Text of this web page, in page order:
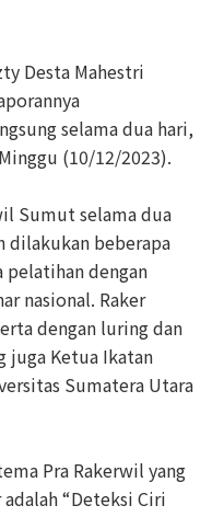
Desta Mahestri
selama dua hari,
(10/12/2023).
Sumut selama dua
dilakukan beberapa
pelatihan dengan
nasional. Raker
dengan luring dan
juga Ketua Ikatan
Sumatera Utara
Pra Rakerwil yang
“Deteksi Ciri